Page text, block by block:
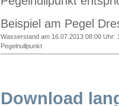
Beispiel am Pegel
Wasserstand am 16.07.2013 08:00 Uhr:
Pegelnullpunkt
Download